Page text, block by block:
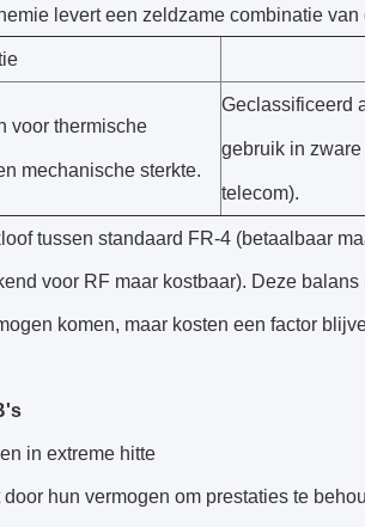
levert een zeldzame combinatie van
voor thermische
mechanische sterkte.
Geclassificeerd
gebruik in
telecom).
tussen standaard FR-4 (betaalbaar
voor RF maar kostbaar). Deze
komen, maar kosten een factor
in extreme hitte
hun vermogen om prestaties te